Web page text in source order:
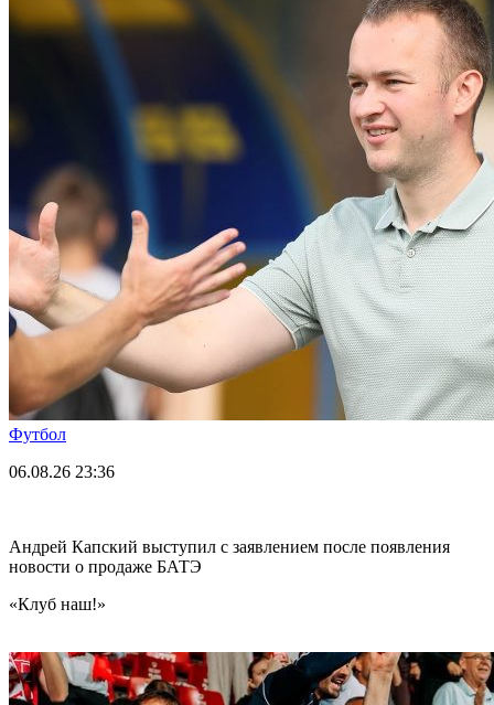
Футбол
06.08.26 23:36
Андрей Капский выступил с заявлением после появления
новости о продаже БАТЭ
«Клуб наш!»